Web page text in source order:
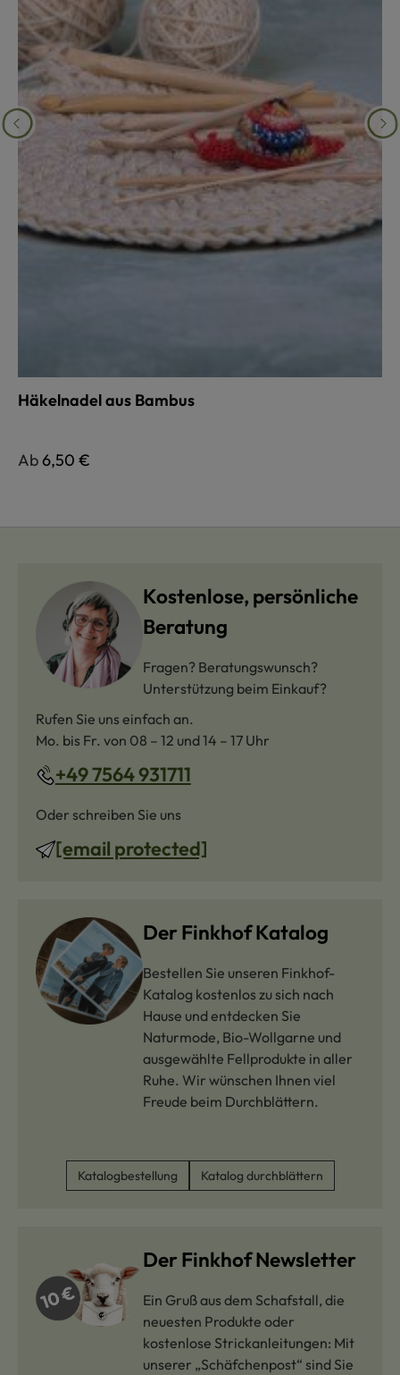
Häkelnadel aus Bambus
Regulärer Preis:
Ab6,50 €
Kostenlose, persönliche
Beratung
Fragen? Beratungswunsch?
Unterstützung beim Einkauf?
Rufen Sie uns einfach an.
Mo. bis Fr. von 08 – 12 und 14 – 17 Uhr
+49 7564 931711
Oder schreiben Sie uns
[email protected]
Der Finkhof Katalog
Bestellen Sie unseren Finkhof-
Katalog kostenlos zu sich nach
Hause und entdecken Sie
Naturmode, Bio-Wollgarne und
ausgewählte Fellprodukte in aller
Ruhe. Wir wünschen Ihnen viel
Freude beim Durchblättern.
Katalogbestellung Katalog durchblättern
Der Finkhof Newsletter
Ein Gruß aus dem Schafstall, die
neuesten Produkte oder
kostenlose Strickanleitungen: Mit
unserer „Schäfchenpost“ sind Sie